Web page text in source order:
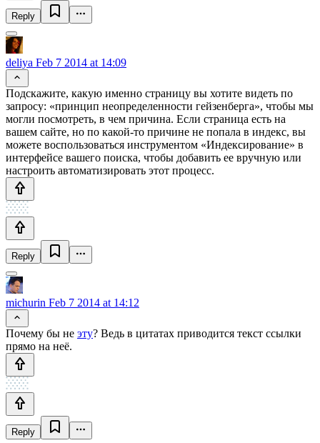
Reply
deliya Feb 7 2014 at 14:09
Подскажите, какую именно страницу вы хотите видеть по
запросу: «принцип неопределенности гейзенберга», чтобы мы
могли посмотреть, в чем причина. Если страница есть на
вашем сайте, но по какой-то причине не попала в индекс, вы
можете воспользоваться инструментом «Индексирование» в
интерфейсе вашего поиска, чтобы добавить ее вручную или
настроить автоматизировать этот процесс.
Reply
michurin Feb 7 2014 at 14:12
Почему бы не эту? Ведь в цитатах приводится текст ссылки
прямо на неё.
Reply